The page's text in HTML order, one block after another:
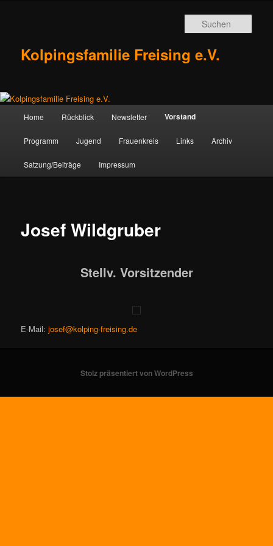
Kolpingsfamilie Freising e.V.
Home Rückblick Newsletter Vorstand
Programm Jugend Frauenkreis Links Archiv
Satzung/Beiträge Impressum
Josef Wildgruber
Stellv. Vorsitzender
E-Mail:josef@kolping-freising.de
Stolz präsentiert von WordPress